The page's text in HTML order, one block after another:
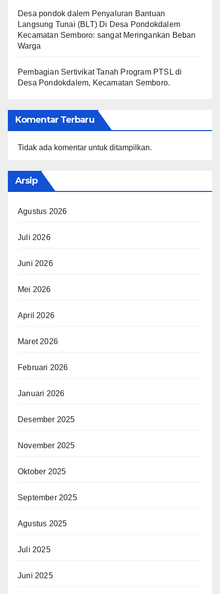
Desa pondok dalem Penyaluran Bantuan
Langsung Tunai (BLT) Di Desa Pondokdalem
Kecamatan Semboro: sangat Meringankan Beban
Warga
Pembagian Sertivikat Tanah Program PTSL di
Desa Pondokdalem, Kecamatan Semboro.
Komentar Terbaru
Tidak ada komentar untuk ditampilkan.
Arsip
Agustus 2026
Juli 2026
Juni 2026
Mei 2026
April 2026
Maret 2026
Februari 2026
Januari 2026
Desember 2025
November 2025
Oktober 2025
September 2025
Agustus 2025
Juli 2025
Juni 2025